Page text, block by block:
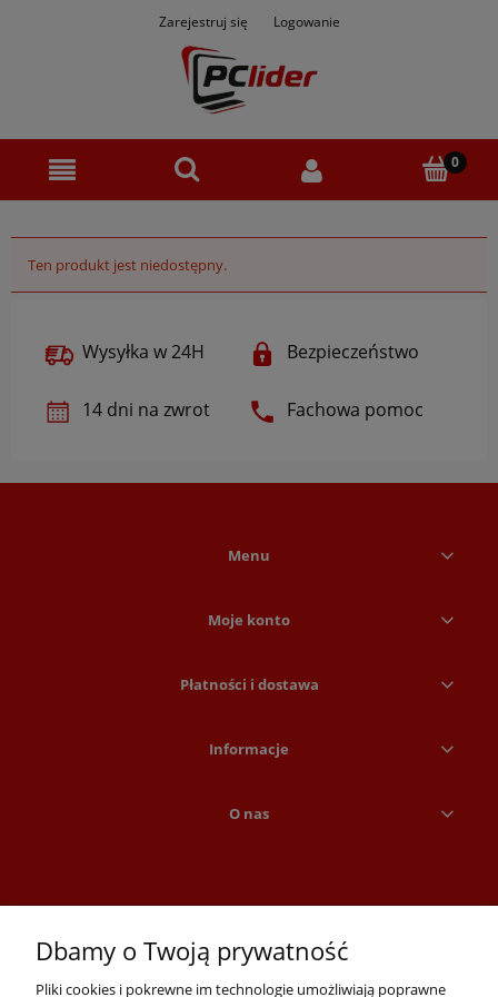
Zarejestruj się Logowanie
Ten produkt jest niedostępny.
Wysyłka w 24H Bezpieczeństwo
14 dni na zwrot Fachowa pomoc
Menu
Moje konto
Płatności i dostawa
Informacje
O nas
Dbamy o Twoją prywatność
Pliki cookies i pokrewne im technologie umożliwiają poprawne